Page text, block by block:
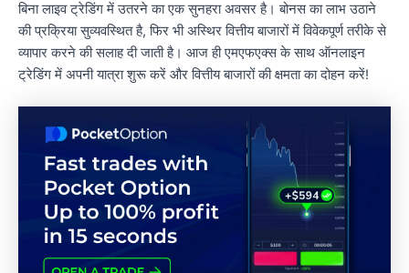
बिना लाइव ट्रेडिंग में उतरने का एक सुनहरा अवसर है। बोनस का लाभ उठाने
की प्रक्रिया सुव्यवस्थित है, फिर भी अस्थिर वित्तीय बाजारों में विवेकपूर्ण तरीके से
व्यापार करने की सलाह दी जाती है। आज ही एमएफएक्स के साथ ऑनलाइन
ट्रेडिंग में अपनी यात्रा शुरू करें और वित्तीय बाजारों की क्षमता का दोहन करें!